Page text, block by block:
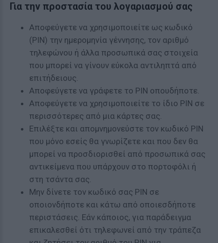
Για την προστασία του λογαριασμού σας
Αποφεύγετε να χρησιμοποιείτε ως κωδικό
(ΡΙΝ) την ημερομηνία γέννησης, τον αριθμό
τηλεφώνου ή άλλα προσωπικά σας στοιχεία
που μπορεί να γίνουν εύκολα αντιληπτά από
επιτήδειους.
Αποφεύγετε να γράφετε το ΡΙΝ οπουδήποτε.
Αποφεύγετε να χρησιμοποιείτε το ίδιο ΡΙΝ σε
περισσότερες από μια κάρτες σας.
Επιλέξτε και απομνημονεύστε τον κωδικό ΡΙΝ
που μόνο εσείς θα γνωρίζετε και που δεν θα
μπορεί να προσδιορισθεί από προσωπικά σας
αντικείμενα που υπάρχουν στο πορτοφόλι ή
στη τσάντα σας.
Μην δίνετε τον κωδικό σας PIN σε
οποιονδήποτε και κάτω από οποιεσδήποτε
περιστάσεις. Εάν κάποιος, για παράδειγμα
επικαλεσθεί ότι τηλεφωνεί από την τράπεζα